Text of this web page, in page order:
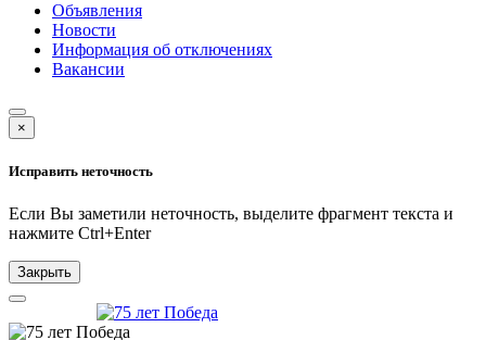
Объявления
Новости
Информация об отключениях
Вакансии
×
Исправить неточность
Если Вы заметили неточность, выделите фрагмент текста и
нажмите Ctrl+Enter
Закрыть